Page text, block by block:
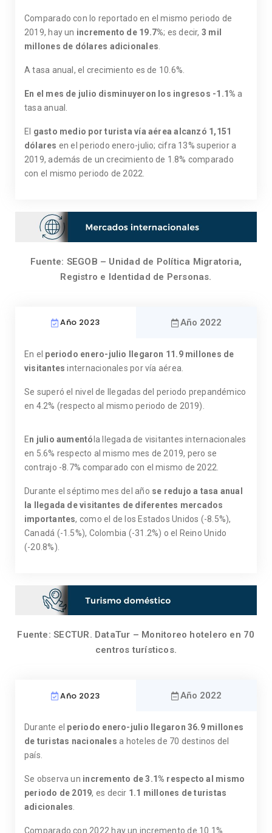
Comparado con lo reportado en el mismo periodo de
2019, hay un incremento de 19.7%; es decir, 3 mil
millones de dólares adicionales
A tasa anual, el crecimiento es de 10.6%.
En el mes de julio disminuyeron los ingresos -1.1% a
tasa anual.
El gasto medio por turista vía aérea alcanzó 1,151
dólares en el periodo enero-julio; cifra 13% superior a
2019, además de un crecimiento de 1.8% comparado
con el mismo periodo de 2022.
Fuente: SEGOB – Unidad de Política Migratoria,
Registro e Identidad de Personas.
Año 2023 Año 2022
En el periodo enero-julio llegaron 11.9 millones de
visitantes internacionales por vía aérea.
Se superó el nivel de llegadas del periodo prepandémico
en 4.2% (respecto al mismo periodo de 2019).
En julio aumentó la llegada de visitantes internacionales
en 5.6% respecto al mismo mes de 2019, pero se
contrajo -8.7% comparado con el mismo de 2022.
Durante el séptimo mes del año se redujo a tasa anual
la llegada de visitantes de diferentes mercados
importantes, como el de los Estados Unidos (-8.5%),
Canadá (-1.5%), Colombia (-31.2%) o el Reino Unido
(-20.8%).
Fuente: SECTUR. DataTur – Monitoreo hotelero en 70
centros turísticos.
Año 2023 Año 2022
Durante el periodo enero-julio llegaron 36.9 millones
de turistas nacionales a hoteles de 70 destinos del
país.
Se observa un incremento de 3.1% respecto al mismo
periodo de 2019, es decir 1.1 millones de turistas
adicionales.
Comparado con 2022 hay un incremento de 10.1%.